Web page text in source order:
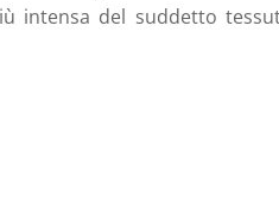
intensa del suddetto